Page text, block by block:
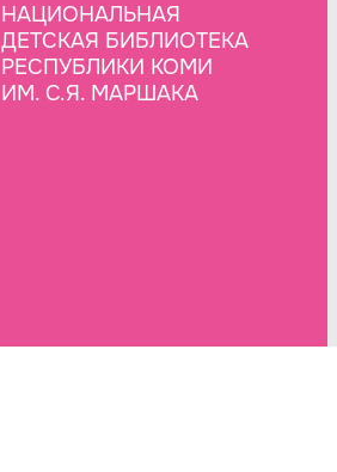
НАЦИОНАЛЬНАЯ
ДЕТСКАЯ БИБЛИОТЕКА
РЕСПУБЛИКИ КОМИ
ИМ. С.Я. МАРШАКА